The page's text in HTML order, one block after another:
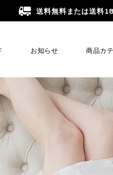
送料無料または送料
お知らせ 商品カ